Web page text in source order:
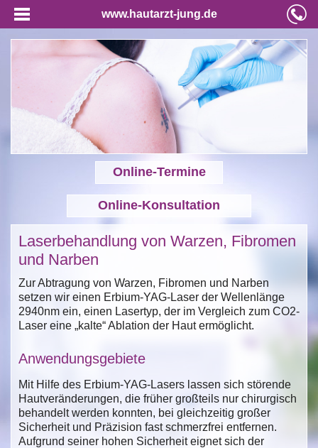
www.hautarzt-jung.de
Online-Termine
Online-Konsultation
Laserbehandlung von Warzen, Fibromen
und Narben
Zur Abtragung von Warzen, Fibromen und Narben
setzen wir einen Erbium-YAG-Laser der Wellenlänge
2940nm ein, einen Lasertyp, der im Vergleich zum CO2-
Laser eine „kalte“ Ablation der Haut ermöglicht.
Anwendungsgebiete
Mit Hilfe des Erbium-YAG-Lasers lassen sich störende
Hautveränderungen, die früher großteils nur chirurgisch
behandelt werden konnten, bei gleichzeitig großer
Sicherheit und Präzision fast schmerzfrei entfernen.
Aufgrund seiner hohen Sicherheit eignet sich der